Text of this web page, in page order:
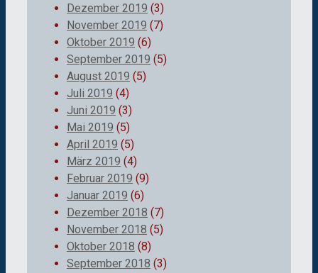
Dezember 2019 (3)
November 2019 (7)
Oktober 2019 (6)
September 2019 (5)
August 2019 (5)
Juli 2019 (4)
Juni 2019 (3)
Mai 2019 (5)
April 2019 (5)
März 2019 (4)
Februar 2019 (9)
Januar 2019 (6)
Dezember 2018 (7)
November 2018 (5)
Oktober 2018 (8)
September 2018 (3)